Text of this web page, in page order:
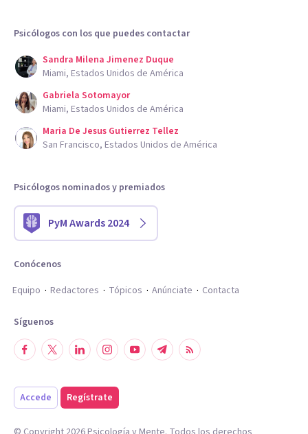
Psicólogos con los que puedes contactar
Sandra Milena Jimenez Duque
Miami, Estados Unidos de América
Gabriela Sotomayor
Miami, Estados Unidos de América
Maria De Jesus Gutierrez Tellez
San Francisco, Estados Unidos de América
Psicólogos nominados y premiados
PyM Awards 2024
Conócenos
Equipo
Redactores Tópicos Anúnciate Contacta
Síguenos
Accede Regístrate